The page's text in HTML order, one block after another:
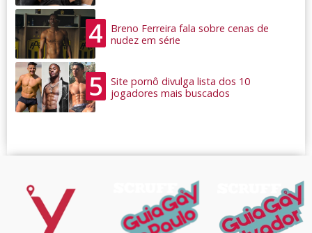
4
Breno Ferreira fala sobre cenas de
nudez em série
5
Site pornô divulga lista dos 10
jogadores mais buscados